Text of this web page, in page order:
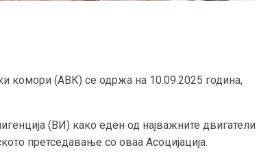
комори (ABК) се одржа на 10.09.2025 година,
(ВИ) како еден од најважните двигатели
претседавање со оваа Асоцијација.